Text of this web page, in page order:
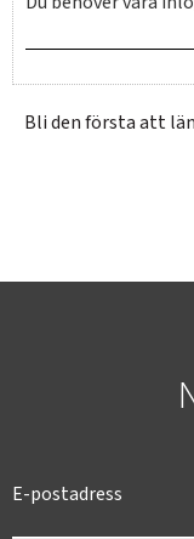
Bli den första att